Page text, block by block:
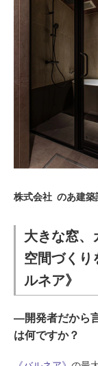
株式会社 のあ建築
大きな窓、
空間づくり
ルネア》
―開発者だから
は何ですか？